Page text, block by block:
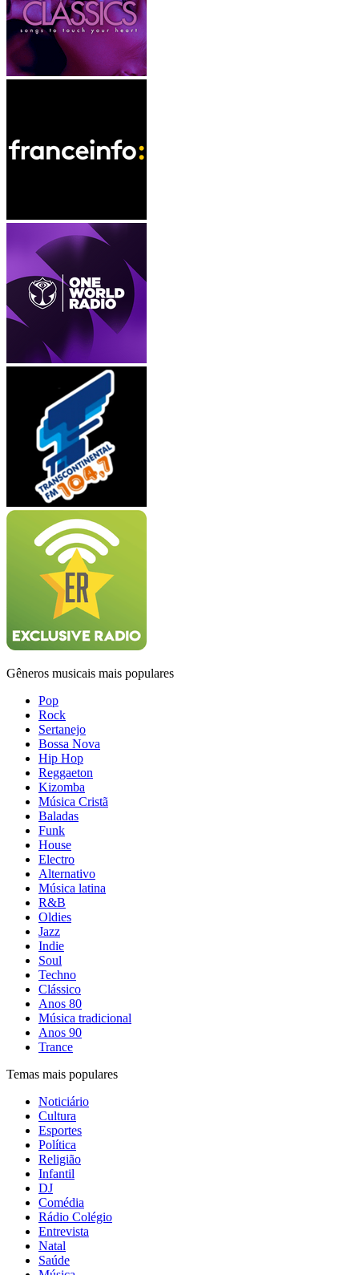
Gêneros musicais mais populares
Pop
Rock
Sertanejo
Bossa Nova
Hip Hop
Reggaeton
Kizomba
Música Cristã
Baladas
Funk
House
Electro
Alternativo
Música latina
R&B
Oldies
Jazz
Indie
Soul
Techno
Clássico
Anos 80
Música tradicional
Anos 90
Trance
Temas mais populares
Noticiário
Cultura
Esportes
Política
Religião
Infantil
DJ
Comédia
Rádio Colégio
Entrevista
Natal
Saúde